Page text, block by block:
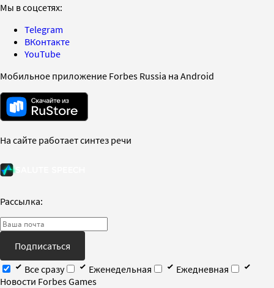
Мы в соцсетях:
Telegram
ВКонтакте
YouTube
Мобильное приложение Forbes Russia на Android
На сайте работает синтез речи
Рассылка:
Подписаться
Все сразу
Еженедельная
Ежедневная
Новости Forbes Games